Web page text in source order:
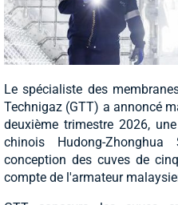
Le spécialiste des
Technigaz (GTT) a annoncé
deuxième trimestre 2026,
chinois Hudong-
conception des cuves de
compte de l'armateur